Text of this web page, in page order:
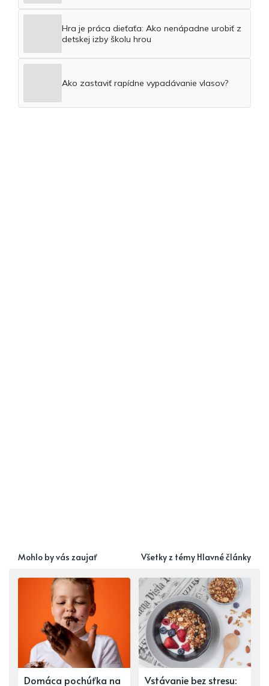
Hra je práca dieťaťa: Ako nenápadne urobiť z
detskej izby školu hrou
Ako zastaviť rapídne vypadávanie vlasov?
Mohlo by vás zaujať Všetky z témy Hlavné články
Domáca pochúťka na
Vstávanie bez stresu: